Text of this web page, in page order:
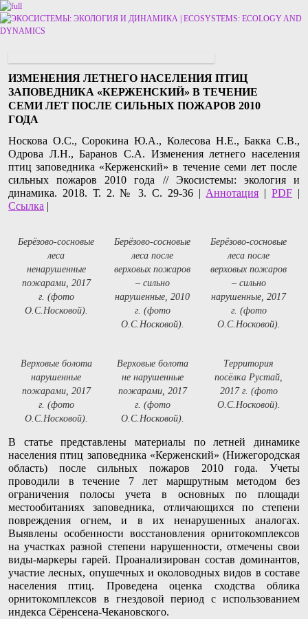
Перейти к основному содержимому
Перейти к дополнительному содержимому
ИЗМЕНЕНИЯ ЛЕТНЕГО НАСЕЛЕНИЯ ПТИЦ
ЗАПОВЕДНИКА «КЕРЖЕНСКИЙ» В ТЕЧЕНИЕ
СЕМИ ЛЕТ ПОСЛЕ СИЛЬНЫХ ПОЖАРОВ 2010
ГОДА
Носкова О.С., Сорокина Ю.А., Колесова Н.Е., Бакка С.В.,
Одрова Л.Н., Баранов С.А. Изменения летнего населения
птиц заповедника «Керженский» в течение семи лет после
сильных пожаров 2010 года // Экосистемы: экология и
динамика. 2018. Т. 2. № 3. С. 29-36 | Аннотация |PDF |
Ссылка |
Берёзово-сосновые
леса
ненарушенные
пожарами, 2017
г. (фото
О.С.Носковой).
Берёзово-сосновые
леса после
верховых пожаров
– сильно
нарушенные, 2010
г. (фото
О.С.Носковой).
Берёзово-сосновые
леса после
верховых пожаров
– сильно
нарушенные, 2017
г. (фото
О.С.Носковой).
Верховые болота
нарушенные
пожарами, 2017
г. (фото
О.С.Носковой).
Верховые болота
не нарушенные
пожарами, 2017
г. (фото
О.С.Носковой).
Территория
посёлка Рустай,
2017 г. (фото
О.С.Носковой).
В статье представлены материалы по летней динамике
населения птиц заповедника «Керженский» (Нижегородская
область) после сильных пожаров 2010 года. Учеты
проводили в течение 7 лет маршрутным методом без
ограничения полосы учета в основных по площади
местообитаниях заповедника, отличающихся по степени
повреждения огнем, и в их ненарушенных аналогах.
Выявлены особенности восстановления орнитокомплексов
на участках разной степени нарушенности, отмечены свои
виды-маркеры гарей. Проанализирован состав доминантов,
участие лесных, опушечных и околоводных видов в составе
населения птиц. Проведена оценка сходства облика
орнитокомплексов в гнездовой период с использованием
индекса Сёренсена-Чекановского.